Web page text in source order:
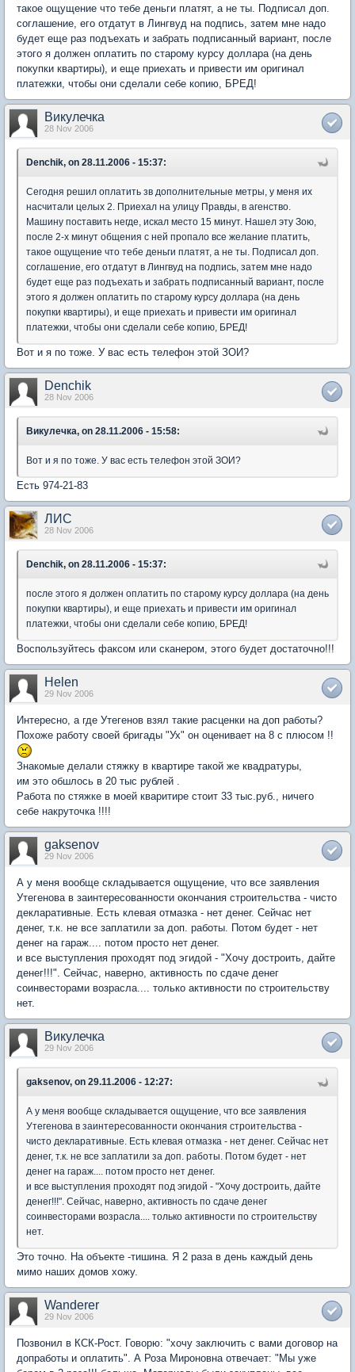
такое ощущение что тебе деньги платят, а не ты. Подписал доп.
соглашение, его отдатут в Лингвуд на подпись, затем мне надо
будет еще раз подъехать и забрать подписанный вариант, после
этого я должен оплатить по старому курсу доллара (на день
покупки квартиры), и еще приехать и привести им оригинал
платежки, чтобы они сделали себе копию, БРЕД!
Викулечка
28 Nov 2006
Denchik, on 28.11.2006 - 15:37:
Сегодня решил оплатить зв дополнительные метры, у меня их
насчитали целых 2. Приехал на улицу Правды, в агенство.
Машину поставить негде, искал место 15 минут. Нашел эту Зою,
после 2-х минут общения с ней пропало все желание платить,
такое ощущение что тебе деньги платят, а не ты. Подписал доп.
соглашение, его отдатут в Лингвуд на подпись, затем мне надо
будет еще раз подъехать и забрать подписанный вариант, после
этого я должен оплатить по старому курсу доллара (на день
покупки квартиры), и еще приехать и привести им оригинал
платежки, чтобы они сделали себе копию, БРЕД!
Вот и я по тоже. У вас есть телефон этой ЗОИ?
Denchik
28 Nov 2006
Викулечка, on 28.11.2006 - 15:58:
Вот и я по тоже. У вас есть телефон этой ЗОИ?
Есть 974-21-83
ЛИС
28 Nov 2006
Denchik, on 28.11.2006 - 15:37:
после этого я должен оплатить по старому курсу доллара (на день
покупки квартиры), и еще приехать и привести им оригинал
платежки, чтобы они сделали себе копию, БРЕД!
Воспользуйтесь факсом или сканером, этого будет достаточно!!!
Helen
29 Nov 2006
Интересно, а где Утегенов взял такие расценки на доп работы?
Похоже работу своей бригады "Ух" он оценивает на 8 с плюсом !!
Знакомые делали стяжку в квартире такой же квадратуры,
им это обшлось в 20 тыс рублей .
Работа по стяжке в моей кваритире стоит 33 тыс.руб., ничего
себе накруточка !!!!
gaksenov
29 Nov 2006
А у меня вообще складывается ощущение, что все заявления
Утегенова в заинтересованности окончания строительства - чисто
декларативные. Есть клевая отмазка - нет денег. Сейчас нет
денег, т.к. не все заплатили за доп. работы. Потом будет - нет
денег на гараж.... потом просто нет денег.
и все выступления проходят под эгидой - "Хочу достроить, дайте
денег!!!". Сейчас, наверно, активность по сдаче денег
соинвесторами возрасла.... только активности по строительству
нет.
Викулечка
29 Nov 2006
gaksenov, on 29.11.2006 - 12:27:
А у меня вообще складывается ощущение, что все заявления
Утегенова в заинтересованности окончания строительства -
чисто декларативные. Есть клевая отмазка - нет денег. Сейчас нет
денег, т.к. не все заплатили за доп. работы. Потом будет - нет
денег на гараж.... потом просто нет денег.
и все выступления проходят под эгидой - "Хочу достроить, дайте
денег!!!". Сейчас, наверно, активность по сдаче денег
соинвесторами возрасла.... только активности по строительству
нет.
Это точно. На объекте -тишина. Я 2 раза в день каждый день
мимо наших домов хожу.
Wanderer
29 Nov 2006
Позвонил в КСК-Рост. Говорю: "хочу заключить с вами договор на
допработы и оплатить". А Роза Мироновна отвечает: "Мы уже